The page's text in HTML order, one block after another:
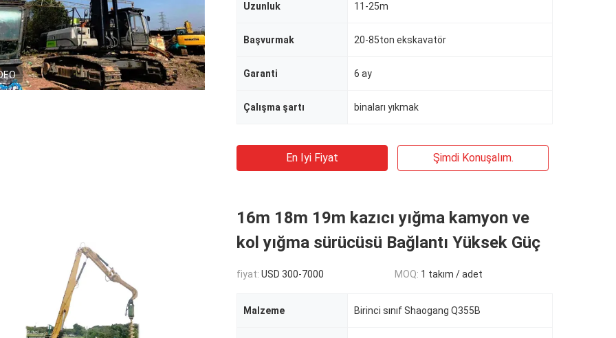
Uzunluk 11-25m
Başvurmak 20-85ton ekskavatör
Garanti 6 ay
Çalışma şartı binaları yıkmak
En Iyi Fiyat Şimdi Konuşalım.
16m 18m 19m kazıcı yığma kamyon ve
kol yığma sürücüsü Bağlantı Yüksek Güç
fiyat: USD 300-7000 MOQ: 1 takım / adet
Malzeme Birinci sınıf Shaogang Q355B